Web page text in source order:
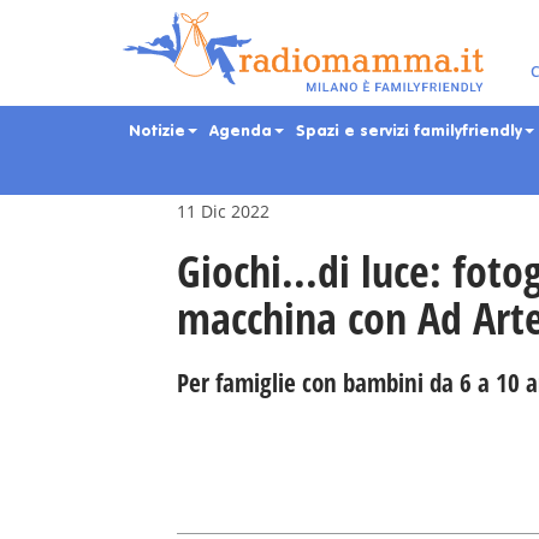
Notizie Agenda Spazi e servizi familyfriendly
Eventi per bambini,
11 Dic 2022
Giochi...di luce:
macchina con Ad
Per famiglie con bambini da 6 a 10